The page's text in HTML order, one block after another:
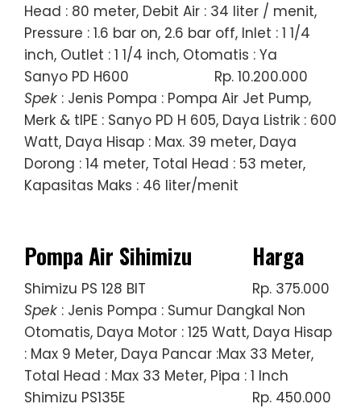
Head : 80 meter, Debit Air : 34 liter / menit,
Pressure : 1.6 bar on, 2.6 bar off, Inlet : 1 1/4
inch, Outlet : 1 1/4 inch, Otomatis : Ya
Sanyo PD H600
Rp. 10.200.000
Spek : Jenis Pompa : Pompa Air Jet Pump,
Merk & tIPE : Sanyo PD H 605, Daya Listrik : 600
Watt, Daya Hisap : Max. 39 meter, Daya
Dorong : 14 meter, Total Head : 53 meter,
Kapasitas Maks : 46 liter/menit
Pompa Air Sihimizu Harga
Shimizu PS 128 BIT
Rp. 375.000
Spek : Jenis Pompa : Sumur Dangkal Non
Otomatis, Daya Motor : 125 Watt, Daya Hisap
: Max 9 Meter, Daya Pancar :Max 33 Meter,
Total Head : Max 33 Meter, Pipa : 1 Inch
Shimizu PS135E
Rp. 450.000